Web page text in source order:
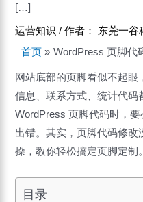
[…]
运营知识 / 作者： 东莞一
首页
WordPress 页脚代
网站底部的页脚看似不起
信息、联系方式、统计代码
WordPress 页脚代码时，
出错。其实，页脚代码修
操，教你轻松搞定页脚定制。
目录